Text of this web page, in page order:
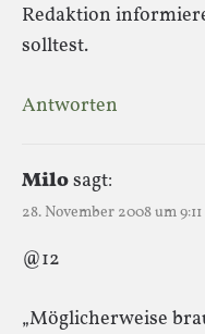
Redaktion
solltest.
Antworten
Milosagt:
28. November 2008 um
@12
„Möglicherweise